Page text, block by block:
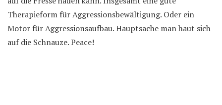
Therapieform für Aggressionsbewältigung. Oder ein
Motor für Aggressionsaufbau. Hauptsache man haut sich
auf die Schnauze. Peace!